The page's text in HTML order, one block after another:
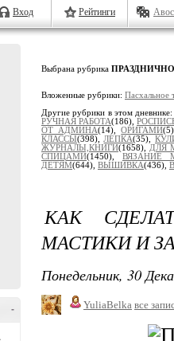
Вход Рейтинги
-
Выбрана рубрика
Вложенные рубрики: Пасхальное
Другие рубрики в этом
РУЧНАЯ РАБОТА(186),
ОТ АДМИНА(14),ОРИГАМИ
КЛАССЫ(398), ЛЕПКА(35),
ЖУРНАЛЫ,КНИГИ(1658),
ДЛЯ
СПИЦАМИ(1450), ВЯЗАНИЕ
ДЕТЯМ(644), ВЫШИВКА(436),
КАК
МАСТИКИ И
Понедельник, 30
YuliaBelka все